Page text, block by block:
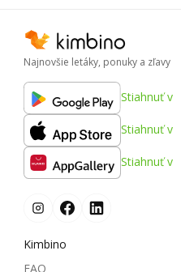
Najnovšie letáky, ponuky a zľavy
Stiahnuť v
Stiahnuť v
Stiahnuť v
Kimbino
FAQ